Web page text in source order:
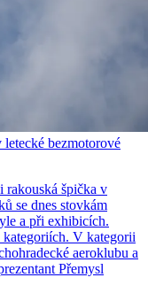
bezmotorové
rakouská špička v
se dnes stovkám
a při exhibicích.
V kategorii
aeroklubu a
Přemysl